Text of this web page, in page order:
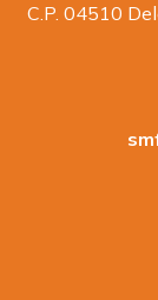
C.P. 04510